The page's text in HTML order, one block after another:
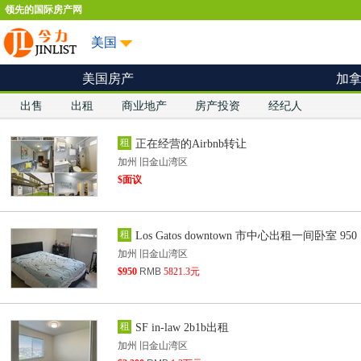
领先的国际房产网
美国
美国房产 加
出售 出租 商业地产 房产投资 经纪人
租 正在经营的Airbnb转让
加州 旧金山湾区
$面议
租 Los Gatos downtown 市中心出租一间卧室 950
加州 旧金山湾区
$950 RMB 5821.3元
租 SF in-law 2b1b出租
加州 旧金山湾区